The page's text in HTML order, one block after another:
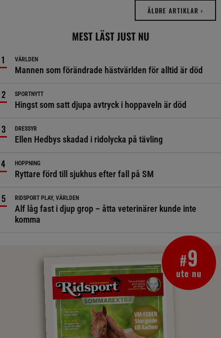
ÄLDRE ARTIKLAR ›
MEST LÄST JUST NU
VÄRLDEN
Mannen som förändrade hästvärlden för alltid är död
SPORTNYTT
Hingst som satt djupa avtryck i hoppaveln är död
DRESSYR
Ellen Hedbys skadad i ridolycka på tävling
HOPPNING
Ryttare förd till sjukhus efter fall på SM
RIDSPORT PLAY, VÄRLDEN
Alf låg fast i djup grop – åtta veterinärer kunde inte
komma
#9
ute nu